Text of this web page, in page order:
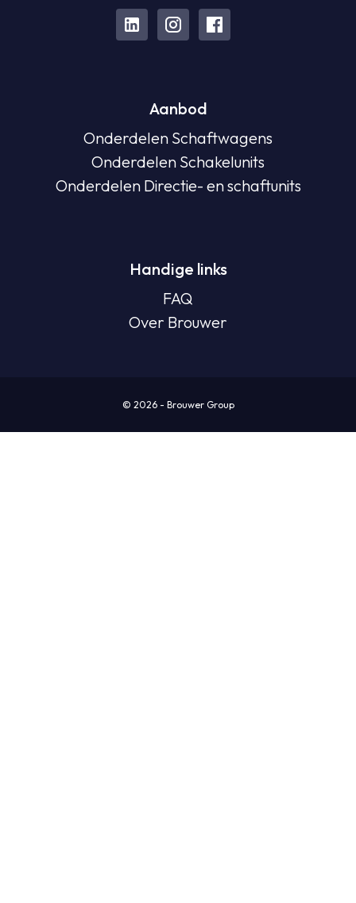
Aanbod
Onderdelen Schaftwagens
Onderdelen Schakelunits
Onderdelen Directie- en schaftunits
Handige links
FAQ
Over Brouwer
© 2026 - Brouwer Group